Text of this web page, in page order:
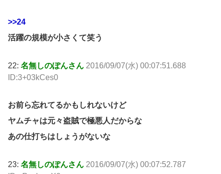
>>24
活躍の規模が小さくて笑う
22: 名無しのぽんさん 2016/09/07(水) 00:07:51.688
ID:3+03kCes0
お前ら忘れてるかもしれないけど
ヤムチャは元々盗賊で極悪人だからな
あの仕打ちはしょうがないな
23: 名無しのぽんさん 2016/09/07(水) 00:07:52.787